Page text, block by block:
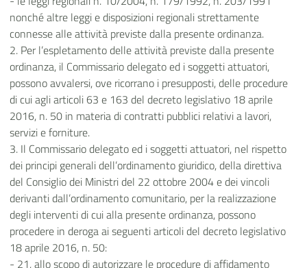
nonché altre leggi e disposizioni regionali strettamente
connesse alle attività previste dalla presente ordinanza.
2. Per l’espletamento delle attività previste dalla presente
ordinanza, il Commissario delegato ed i soggetti attuatori,
possono avvalersi, ove ricorrano i presupposti, delle procedure
di cui agli articoli 63 e 163 del decreto legislativo 18 aprile
2016, n. 50 in materia di contratti pubblici relativi a lavori,
servizi e forniture.
3. Il Commissario delegato ed i soggetti attuatori, nel rispetto
dei principi generali dell’ordinamento giuridico, della direttiva
del Consiglio dei Ministri del 22 ottobre 2004 e dei vincoli
derivanti dall’ordinamento comunitario, per la realizzazione
degli interventi di cui alla presente ordinanza, possono
procedere in deroga ai seguenti articoli del decreto legislativo
18 aprile 2016, n. 50:
- 21, allo scopo di autorizzare le procedure di affidamento